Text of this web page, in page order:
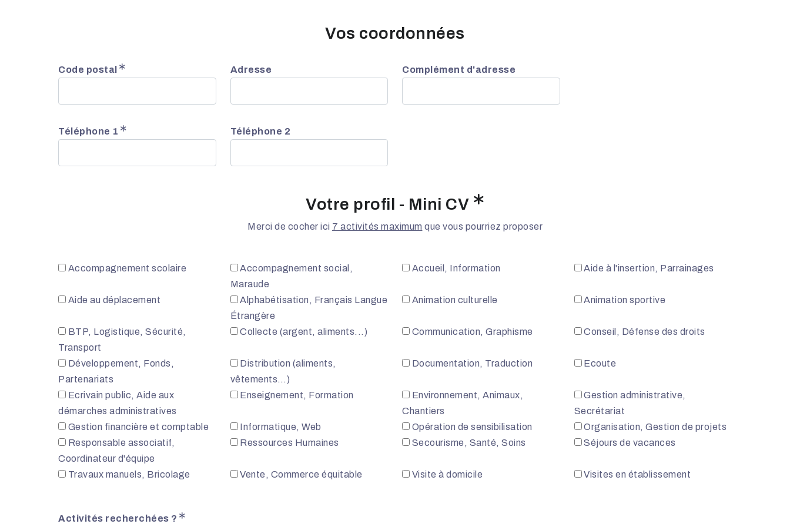
Vos coordonnées
Code postal Adresse Complément d'adresse
Téléphone 1 Téléphone 2
Votre profil - Mini CV
Merci de cocher ici 7 activités maximum que vous pourriez proposer
Accompagnement scolaire
Accompagnement social,
Maraude
Accueil, Information Aide à l'insertion, Parrainages
Aide au déplacement
Alphabétisation, Français Langue
Étrangère
Animation culturelle Animation sportive
BTP, Logistique, Sécurité,
Transport
Collecte (argent, aliments...) Communication, Graphisme Conseil, Défense des droits
Développement, Fonds,
Partenariats
Distribution (aliments,
vêtements…)
Documentation, Traduction Ecoute
Ecrivain public, Aide aux
démarches administratives
Enseignement, Formation
Environnement, Animaux,
Chantiers
Gestion administrative,
Secrétariat
Gestion financière et comptable
Informatique, Web Opération de sensibilisation
Organisation, Gestion de projets
Responsable associatif,
Coordinateur d'équipe
Ressources Humaines Secourisme, Santé, Soins Séjours de vacances
Travaux manuels, Bricolage Vente, Commerce équitable Visite à domicile Visites en établissement
Activités recherchées ?